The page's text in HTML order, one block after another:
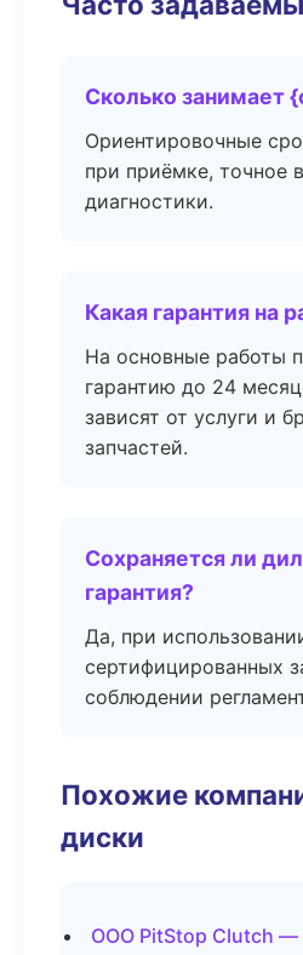
Сколько занимает
Ориентировочные
при приёмке, точное
диагностики.
Какая гарантия на
На основные работы
гарантию до 24
зависят от услуги и
запчастей.
Сохраняется ли
гарантия?
Да, при
сертифицированных
соблюдении
Похожие
диски
ООО PitStop Clutch —